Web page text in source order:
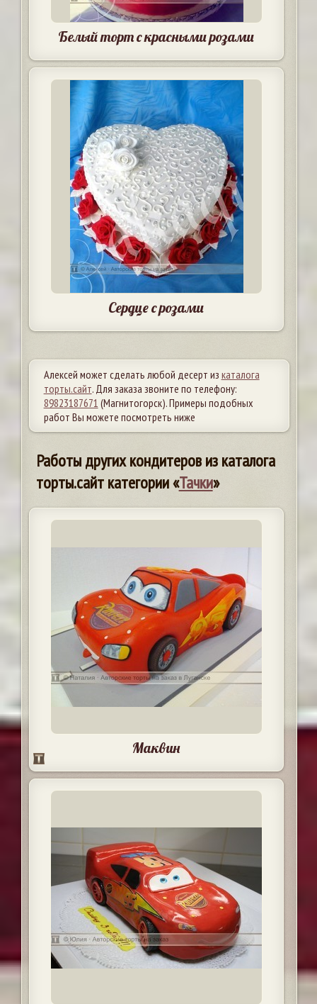
Белый торт с красными розами
Сердце с розами
Алексей может сделать любой десерт из каталога
торты.сайт. Для заказа звоните по телефону:
89823187671 (Магнитогорск). Примеры подобных
работ Вы можете посмотреть ниже
Работы других кондитеров из каталога
торты.сайт категории «Тачки»
Маквин